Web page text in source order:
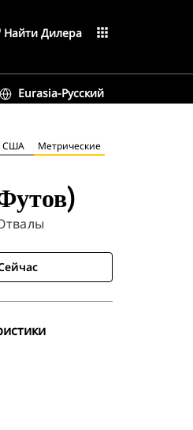
Найти Дилера apps
Eurasia-Русский
США Метрические